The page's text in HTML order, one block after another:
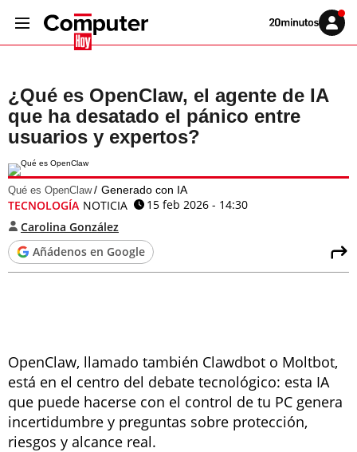
Volver
Iniciar
sesión
¿Qué es OpenClaw, el agente de IA
que ha desatado el pánico entre
usuarios y expertos?
Qué es OpenClaw Generado con IA
TECNOLOGÍA NOTICIA
15 feb 2026 - 14:30
Carolina González
Añádenos en Google
OpenClaw, llamado también Clawdbot o Moltbot,
está en el centro del debate tecnológico: esta IA
que puede hacerse con el control de tu PC genera
incertidumbre y preguntas sobre protección,
riesgos y alcance real.